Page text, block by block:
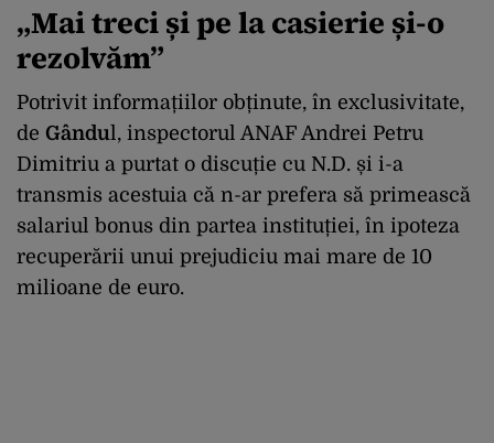
„Mai treci și pe la casierie și-o
rezolvăm”
Potrivit informațiilor obținute, în exclusivitate,
de Gândul, inspectorul ANAF Andrei Petru
Dimitriu a purtat o discuție cu N.D. și i-a
transmis acestuia că n-ar prefera să primească
salariul bonus din partea instituției, în ipoteza
recuperării unui prejudiciu mai mare de 10
milioane de euro.